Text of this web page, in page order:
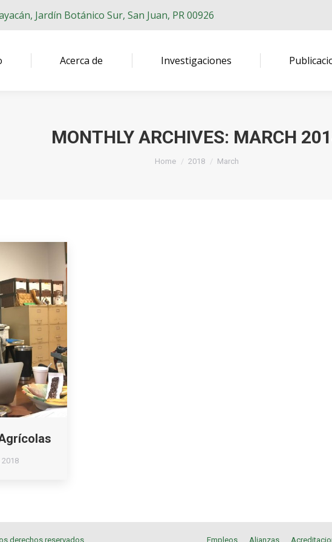
Jardín Botánico Sur, San Juan, PR 00926
Acerca de Investigaciones
MONTHLY ARCHIVES: MARCH
You are here:
Home 2018 March
2018
derechos reservados. Empleos Alianzas